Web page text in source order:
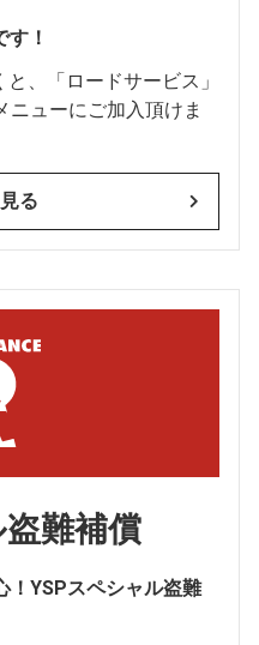
！
、「ロードサービス」
ニューにご加入頂けま
る
難補償
！YSPスペシャル盗難